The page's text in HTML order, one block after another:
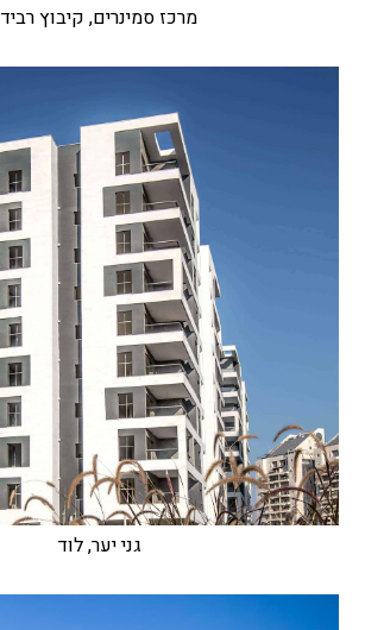
מרכז סמינרים, קיבוץ רביד
גני יער, לוד